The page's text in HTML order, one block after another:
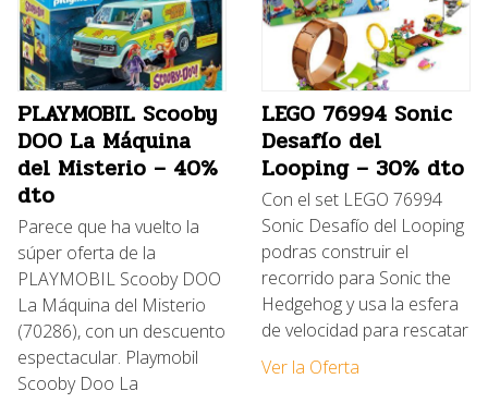
PLAYMOBIL Scooby
DOO La Máquina
del Misterio – 40%
dto
Parece que ha vuelto la
súper oferta de la
PLAYMOBIL Scooby DOO
La Máquina del Misterio
(70286), con un descuento
espectacular. Playmobil
Scooby Doo La
LEGO 76994 Sonic
Desafío del
Looping – 30% dto
Con el set LEGO 76994
Sonic Desafío del Looping
podras construir el
recorrido para Sonic the
Hedgehog y usa la esfera
de velocidad para rescatar
Ver la Oferta